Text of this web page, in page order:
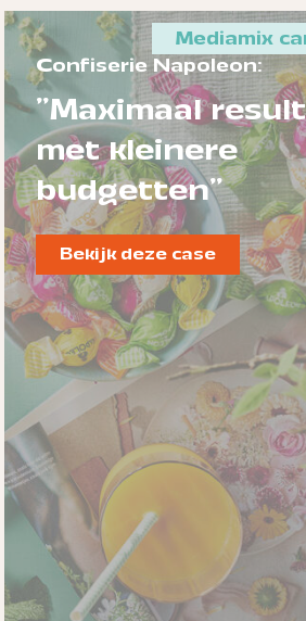
Confiserie Napoleon:
"Maximaal
met kleinere
budgetten"
Bekijk deze case
Mediamix